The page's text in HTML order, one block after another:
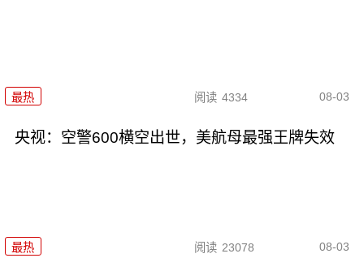
最热 阅读 4334 08-03
央视：空警600横空出世，美航母最强王牌失效
最热 阅读 23078 08-03